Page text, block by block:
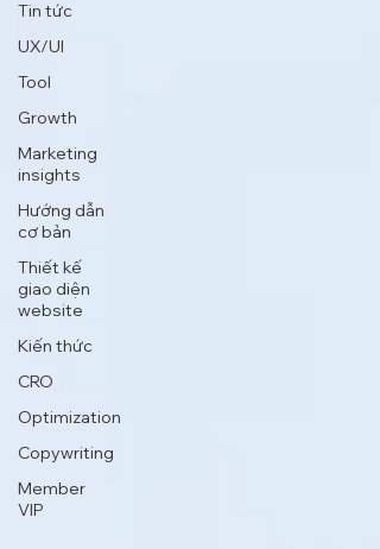
Tin tức
UX/UI
Tool
Growth
Marketing
insights
Hướng dẫn
cơ bản
Thiết kế
giao diện
website
Kiến thức
CRO
Optimization
Copywriting
Member
VIP